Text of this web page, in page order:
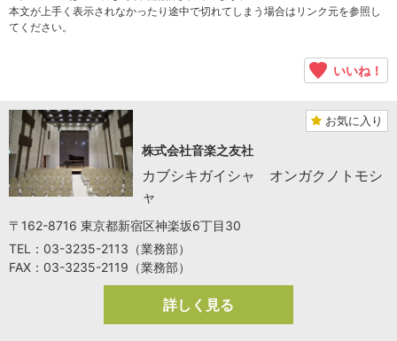
本文が上手く表示されなかったり途中で切れてしまう場合はリンク元を参照し
てください。
いいね！
お気に入り
株式会社音楽之友社
カブシキガイシャ オンガクノトモシ
ャ
〒162-8716 東京都新宿区神楽坂6丁目30
TEL：03-3235-2113（業務部）
FAX：03-3235-2119（業務部）
詳しく見る